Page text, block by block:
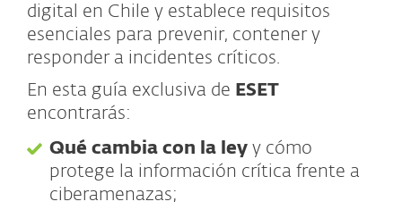
digital en Chile y establece requisitos
esenciales para prevenir, contener y
responder a incidentes críticos.
En esta guía exclusiva de ESET
encontrarás:
Qué cambia con la ley y cómo
protege la información crítica frente a
ciberamenazas;